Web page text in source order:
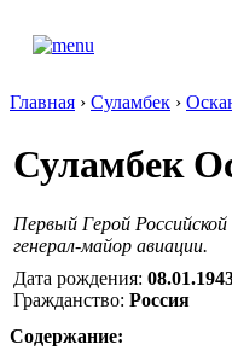
Главная › Суламбек ›
Суламбек
Первый Герой
генерал-майор авиации.
Дата рождения:
Гражданство: Россия
Содержание: